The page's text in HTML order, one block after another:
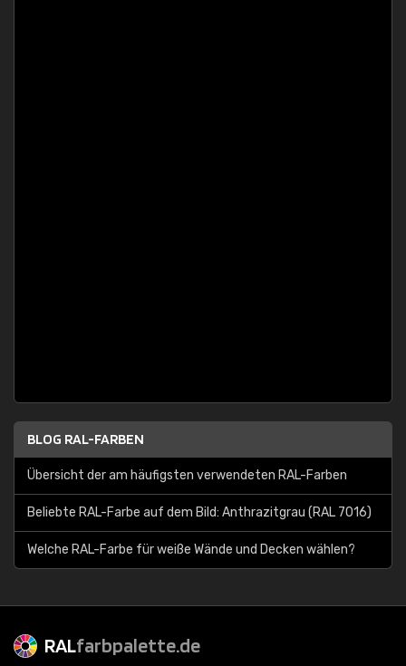
BLOG RAL-FARBEN
Übersicht der am häufigsten verwendeten RAL-Farben
Beliebte RAL-Farbe auf dem Bild: Anthrazitgrau (RAL 7016)
Welche RAL-Farbe für weiße Wände und Decken wählen?
RALfarbpalette.de